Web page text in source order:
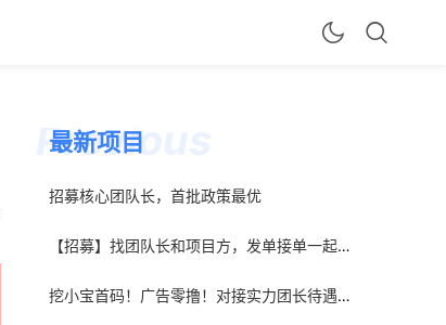
最新项目
招募核心团队长，首批政策最优
【招募】找团队长和项目方，发单接单一起搞钱
挖小宝首码！广告零撸！对接实力团长待遇顶级！